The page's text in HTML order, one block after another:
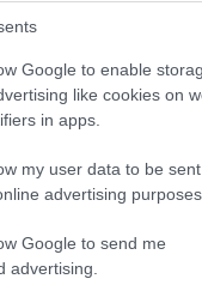
Google to enable
like cookies on
in apps.
my user data to be
advertising purposes.
Google to send me
advertising.